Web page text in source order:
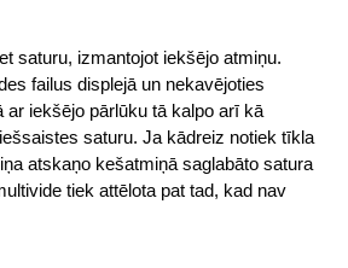
saturu, izmantojot iekšējo atmiņu.
failus displejā un nekavējoties
ar iekšējo pārlūku tā kalpo arī kā
saturu. Ja kādreiz notiek tīkla
atskaņo kešatmiņā saglabāto satura
tiek attēlota pat tad, kad nav